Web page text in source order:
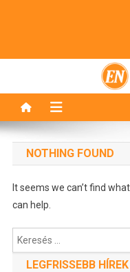
NOTHING FOUND
It seems we can’t find
can help.
Keresés:
LEGFRISSEBB HÍREK